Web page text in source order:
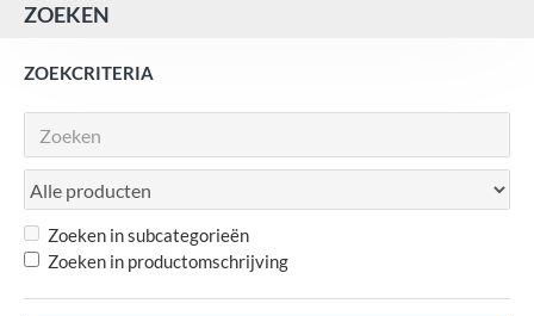
ZOEKEN
ZOEKCRITERIA
Zoeken in subcategorieën
Zoeken in productomschrijving